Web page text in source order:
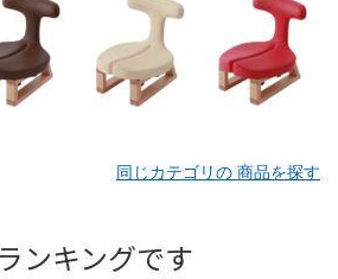
同じカテゴリの 商品を探す
ンキングです